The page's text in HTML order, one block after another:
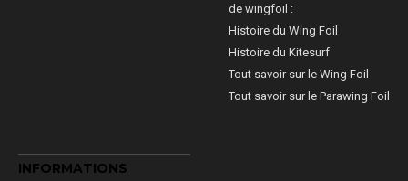
de wingfoil :
Histoire du Wing Foil
Histoire du Kitesurf
Tout savoir sur le Wing Foil
Tout savoir sur le Parawing Foil
INFORMATIONS